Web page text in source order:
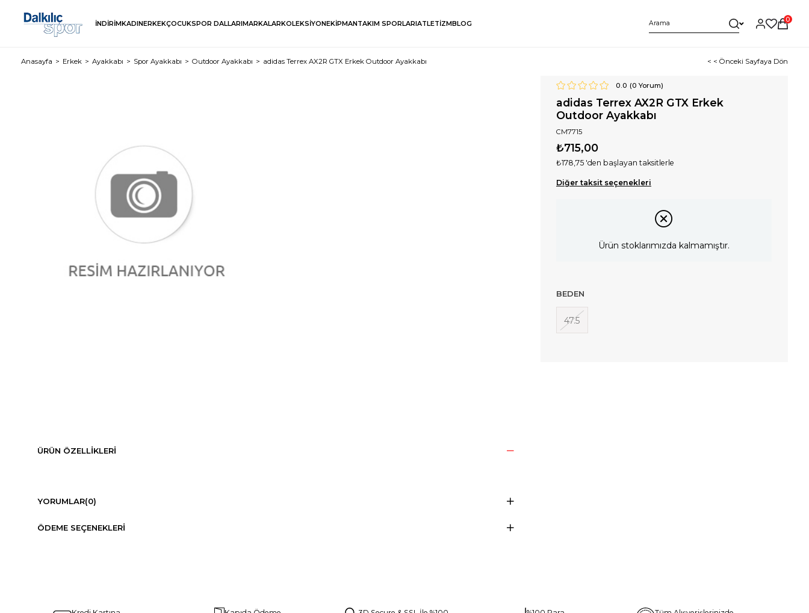
İNDİRİMKADINERKEKÇOCUKSPOR DALLARIMARKALARKOLEKSİYONEKİPMANTAKIM SPORLARIATLETİZMBLOG
0
Anasayfa Erkek Ayakkabı Spor Ayakkabı Outdoor Ayakkabı adidas Terrex AX2R GTX Erkek Outdoor Ayakkabı < < Önceki Sayfaya Dön
0.0 (0 Yorum)
adidas Terrex AX2R GTX Erkek
Outdoor Ayakkabı
CM7715
₺715,00
₺178,75 'den başlayan taksitlerle
Diğer taksit seçenekleri
Ürün stoklarımızda kalmamıştır.
BEDEN
47.5
ÜRÜN ÖZELLIKLERI
YORUMLAR(0)
ÖDEME SEÇENEKLERI